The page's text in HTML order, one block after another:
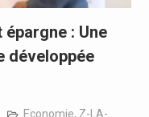
: Une
développée
Economie, Z-LA-